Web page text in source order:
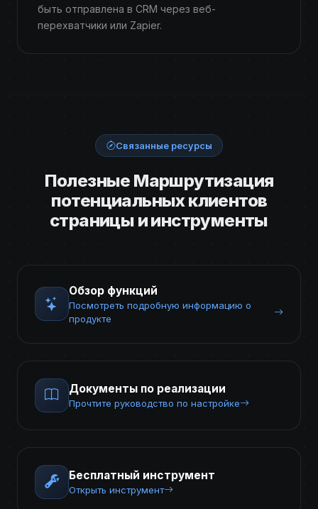
быть отправлена ​​в CRM через веб-
перехватчики или Zapier.
Связанные ресурсы
Полезные Маршрутизация
потенциальных клиентов
страницы и инструменты
Обзор функций
Посмотреть подробную информацию о
продукте
Документы по реализации
Прочтите руководство по настройке
Бесплатный инструмент
Открыть инструмент